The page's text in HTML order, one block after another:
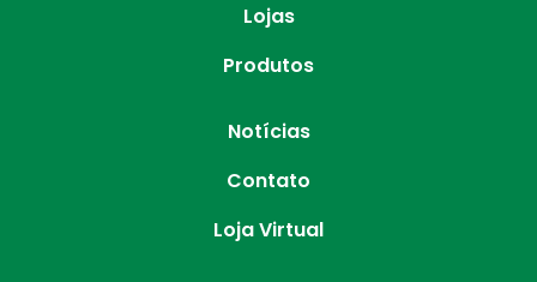
Lojas
Produtos
Notícias
Contato
Loja Virtual